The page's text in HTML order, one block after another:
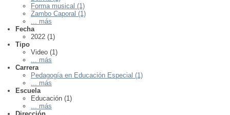
Forma musical (1)
Zambo Caporal (1)
... más
Fecha
2022 (1)
Tipo
Video (1)
... más
Carrera
Pedagogía en Educación Especial (1)
... más
Escuela
Educación (1)
... más